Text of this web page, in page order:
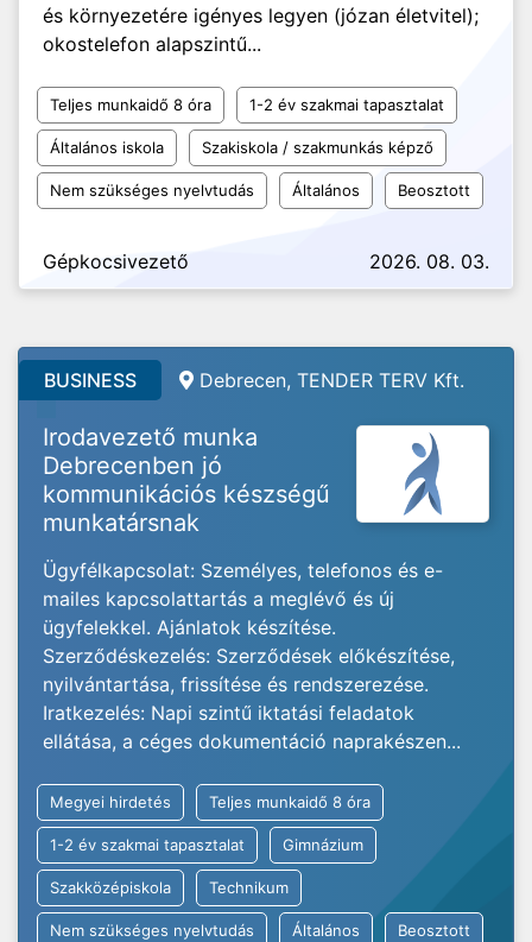
és környezetére igényes legyen (józan életvitel);
okostelefon alapszintű...
Teljes munkaidő 8 óra 1-2 év szakmai tapasztalat
Általános iskola Szakiskola / szakmunkás képző
Nem szükséges nyelvtudás Általános Beosztott
Gépkocsivezető 2026. 08. 03.
BUSINESS Debrecen, TENDER TERV Kft.
Irodavezető munka
Debrecenben jó
kommunikációs készségű
munkatársnak
Ügyfélkapcsolat: Személyes, telefonos és e-
mailes kapcsolattartás a meglévő és új
ügyfelekkel. Ajánlatok készítése.
Szerződéskezelés: Szerződések előkészítése,
nyilvántartása, frissítése és rendszerezése.
Iratkezelés: Napi szintű iktatási feladatok
ellátása, a céges dokumentáció naprakészen...
Megyei hirdetés Teljes munkaidő 8 óra
1-2 év szakmai tapasztalat Gimnázium
Szakközépiskola Technikum
Nem szükséges nyelvtudás Általános Beosztott